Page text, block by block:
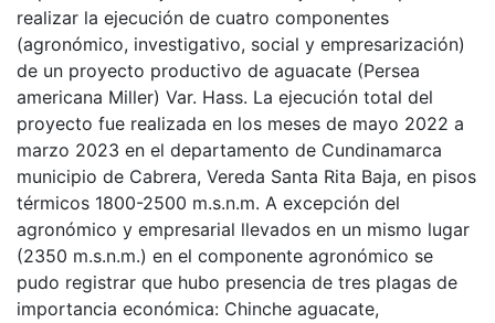
realizar la ejecución de cuatro componentes
(agronómico, investigativo, social y empresarización)
de un proyecto productivo de aguacate (Persea
americana Miller) Var. Hass. La ejecución total del
proyecto fue realizada en los meses de mayo 2022 a
marzo 2023 en el departamento de Cundinamarca
municipio de Cabrera, Vereda Santa Rita Baja, en pisos
térmicos 1800-2500 m.s.n.m. A excepción del
agronómico y empresarial llevados en un mismo lugar
(2350 m.s.n.m.) en el componente agronómico se
pudo registrar que hubo presencia de tres plagas de
importancia económica: Chinche aguacate,